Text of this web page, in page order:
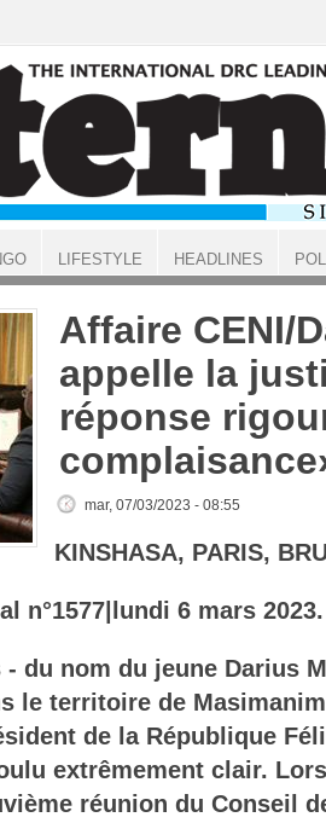
Affaire CENI/
appelle la
réponse
mar, 07/03/2023 - 08:55
KINSHASA, PARIS,
n°1577 |lundi 6 mars 2023.
du nom du jeune Darius
le territoire de
de la République
extrêmement clair.
réunion du Conseil
LIFESTYLE HEADLINES